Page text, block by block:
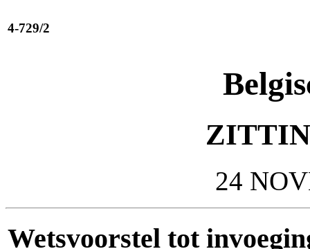
4-729/2
24
Wetsvoorstel tot